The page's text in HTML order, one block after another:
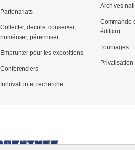
Partenariats
Collecter, décrire, conserver,
numériser, pérenniser
Emprunter pour les expositions
Conférenciers
Innovation et recherche
Archives
Commande
édition)
Tournages
Privatisation